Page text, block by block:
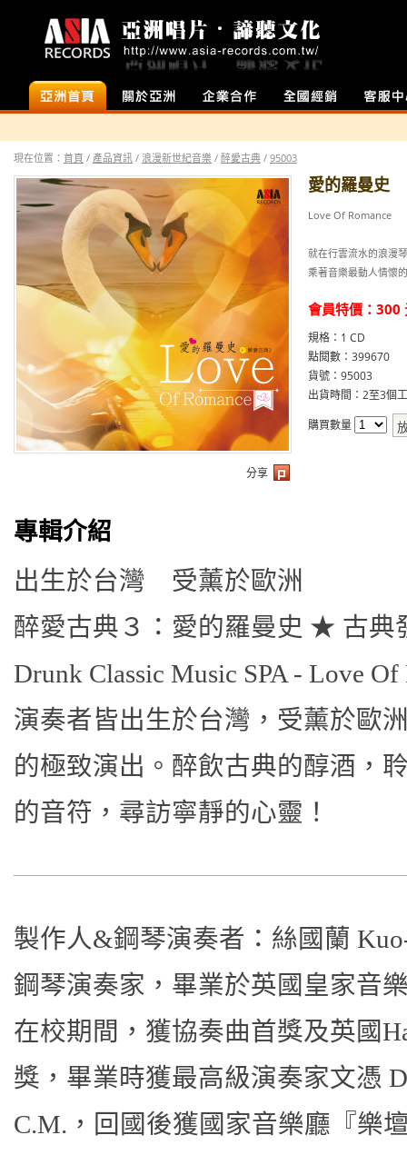
現在位置： 首頁 / 產品資訊 / 浪漫新世紀音樂 / 醉愛古典 / 95003
分享
愛的羅曼史
Love Of Romance
就在行雲流水的浪漫
乘著音樂最動人情懷
會員特價： 300
規格：1 CD
點閱數：399670
貨號：95003
出貨時間：2至3個
購買數量
專輯介紹
出生於台灣 受薰於歐洲
醉愛古典３：愛的羅曼史 ★ 古典
Drunk Classic Music SPA - Love Of
演奏者皆出生於台灣，受薰於歐
的極致演出。醉飲古典的醇酒，
的音符，尋訪寧靜的心靈！
製作人&鋼琴演奏者：絲國蘭
鋼琴演奏家，畢業於英國皇家音
在校期間，獲協奏曲首獎及英國
獎，畢業時獲最高級演奏家文憑
C.M.，回國後獲國家音樂廳『樂